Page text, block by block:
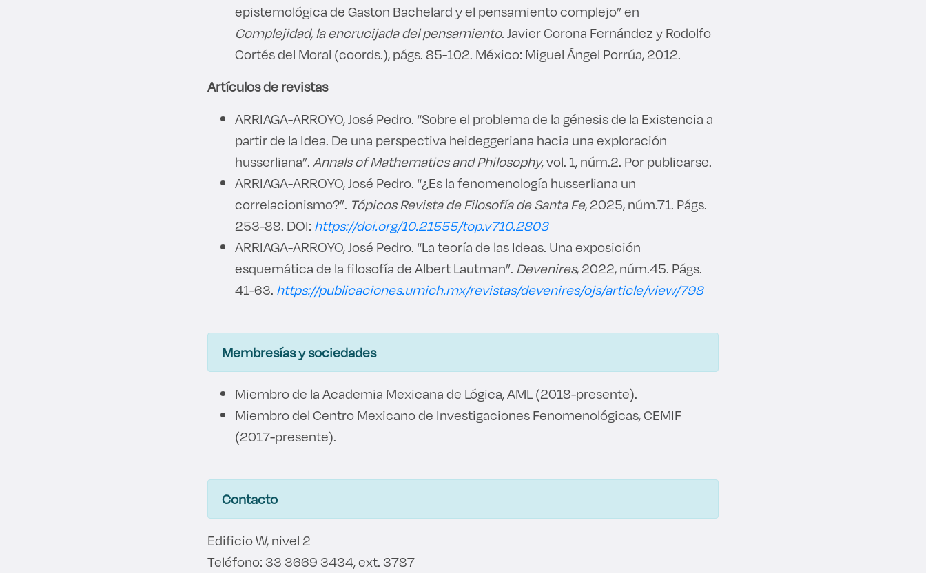
epistemológica de Gaston Bachelard y el pensamiento complejo” en
Complejidad, la encrucijada del pensamiento. Javier Corona Fernández y Rodolfo
Cortés del Moral (coords.), págs. 85-102. México: Miguel Ángel Porrúa, 2012.
Artículos de revistas
ARRIAGA-ARROYO, José Pedro. “Sobre el problema de la génesis de la Existencia a
partir de la Idea. De una perspectiva heideggeriana hacia una exploración
husserliana”.Annals of Mathematics and Philosophy, vol. 1, núm.2. Por publicarse.
ARRIAGA-ARROYO, José Pedro. “¿Es la fenomenología husserliana un
correlacionismo?”. Tópicos Revista de Filosofía de Santa Fe, 2025, núm.71. Págs.
253-88. DOI: https://doi.org/10.21555/top.v710.2803
ARRIAGA-ARROYO, José Pedro. “La teoría de las Ideas. Una exposición
esquemática de la filosofía de Albert Lautman”. Devenires, 2022, núm.45. Págs.
41-63. https://publicaciones.umich.mx/revistas/devenires/ojs/article/view/798
Membresías y sociedades
Miembro de la Academia Mexicana de Lógica, AML (2018-presente).
Miembro del Centro Mexicano de Investigaciones Fenomenológicas, CEMIF
(2017-presente).
Contacto
Edificio W, nivel 2
Teléfono: 33 3669 3434, ext. 3787